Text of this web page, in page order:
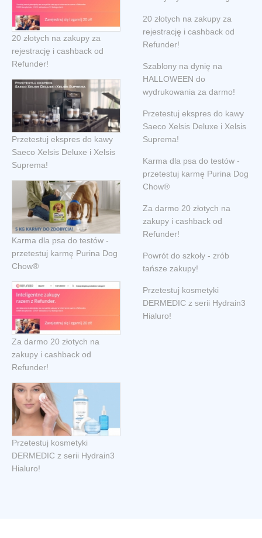
20 złotych na zakupy za
rejestrację i cashback od
Refunder!
Przetestuj ekspres do kawy
Saeco Xelsis Deluxe i Xelsis
Suprema!
Karma dla psa do testów -
przetestuj karmę Purina Dog
Chow®
Za darmo 20 złotych na
zakupy i cashback od
Refunder!
Przetestuj kosmetyki
DERMEDIC z serii Hydrain3
Hialuro!
20 złotych na zakupy za
rejestrację i cashback od
Refunder!
Szablony na dynię na
HALLOWEEN do
wydrukowania za darmo!
Przetestuj ekspres do kawy
Saeco Xelsis Deluxe i Xelsis
Suprema!
Karma dla psa do testów -
przetestuj karmę Purina Dog
Chow®
Za darmo 20 złotych na
zakupy i cashback od
Refunder!
Powrót do szkoły - zrób
tańsze zakupy!
Przetestuj kosmetyki
DERMEDIC z serii Hydrain3
Hialuro!